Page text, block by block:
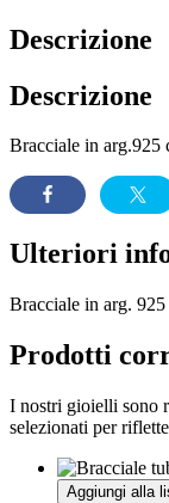
Descrizione
Descrizione
Bracciale in arg.925
Ulteriori
Bracciale in arg.
Prodotti
I nostri gioielli sono
selezionati per
Aggiungi alla